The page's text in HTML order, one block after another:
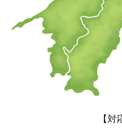
【対